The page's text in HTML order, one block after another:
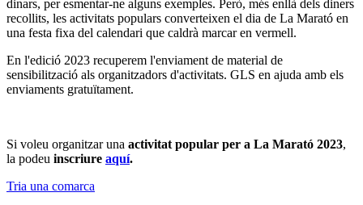
dinars, per esmentar-ne alguns exemples. Però, més enllà dels diners
recollits, les activitats populars converteixen el dia de La Marató en
una festa fixa del calendari que caldrà marcar en vermell.
En l'edició 2023 recuperem l'enviament de material de
sensibilització als organitzadors d'activitats. GLS en ajuda amb els
enviaments gratuïtament.
Si voleu organitzar una activitat popular per a La Marató 2023,
la podeu inscriure aquí.
Tria una comarca